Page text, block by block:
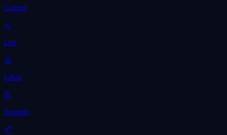
Cancer
♌
Leo
♎
Libra
♏
Scorpio
♐